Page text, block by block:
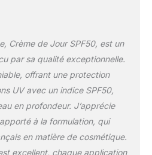
Crème de Jour SPF50, est un
par sa qualité exceptionnelle.
offrant une protection
UV avec un indice SPF50,
en profondeur. J’apprécie
à la formulation, qui
en matière de cosmétique.
excellent, chaque application